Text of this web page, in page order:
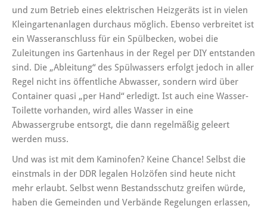
und zum Betrieb eines elektrischen Heizgeräts ist in vielen
Kleingartenanlagen durchaus möglich. Ebenso verbreitet ist
ein Wasseranschluss für ein Spülbecken, wobei die
Zuleitungen ins Gartenhaus in der Regel per DIY entstanden
sind. Die „Ableitung“ des Spülwassers erfolgt jedoch in aller
Regel nicht ins öffentliche Abwasser, sondern wird über
Container quasi „per Hand“ erledigt. Ist auch eine Wasser-
Toilette vorhanden, wird alles Wasser in eine
Abwassergrube entsorgt, die dann regelmäßig geleert
werden muss.
Und was ist mit dem Kaminofen? Keine Chance! Selbst die
einstmals in der DDR legalen Holzöfen sind heute nicht
mehr erlaubt. Selbst wenn Bestandsschutz greifen würde,
haben die Gemeinden und Verbände Regelungen erlassen,